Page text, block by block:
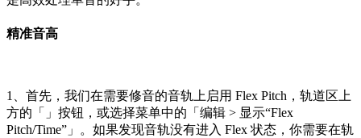
精准音高
1、首先，我们在需要修音的音轨上启用 Flex Pitch，轨道区上
方的「」按钮，或选择菜单中的「编辑 > 显示“Flex
Pitch/Time”」。如果发现音轨没有进入 Flex 状态，你需要在轨